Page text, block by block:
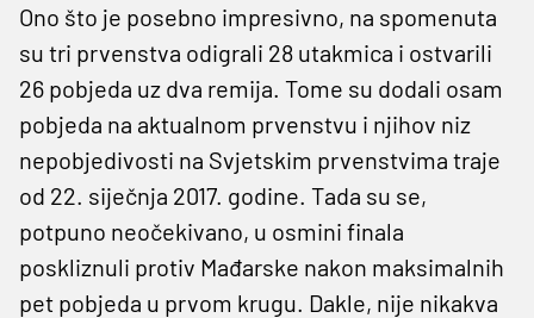
Ono što je posebno impresivno, na spomenuta
su tri prvenstva odigrali 28 utakmica i ostvarili
26 pobjeda uz dva remija. Tome su dodali osam
pobjeda na aktualnom prvenstvu i njihov niz
nepobjedivosti na Svjetskim prvenstvima traje
od 22. siječnja 2017. godine. Tada su se,
potpuno neočekivano, u osmini finala
poskliznuli protiv Mađarske nakon maksimalnih
pet pobjeda u prvom krugu. Dakle, nije nikakva